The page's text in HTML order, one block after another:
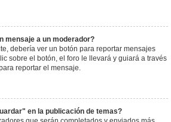
mensaje a un moderador?
debería ver un botón para reportar mensajes
sobre el botón, el foro le llevará y guiará a través
reportar el mensaje.
en la publicación de temas?